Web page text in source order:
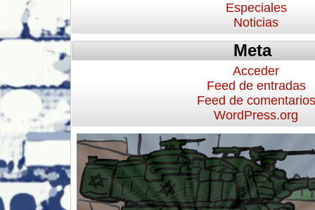
Especiales
Noticias
Meta
Acceder
Feed de entradas
Feed de comentarios
WordPress.org